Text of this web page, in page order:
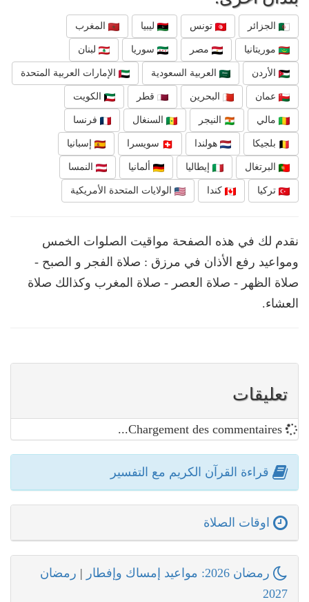
الجزائر تونس ليبيا المغرب
موريتانيا مصر سوريا لبنان
الأردن العربية السعودية الإمارات العربية المتحدة
عمان البحرين قطر الكويت
مالي النيجر السنغال فرنسا
بلجيكا هولندا سويسرا إسبانيا
البرتغال إيطاليا ألمانيا النمسا
تركيا كندا الولايات المتحدة الأمريكية
نقدم لك في هذه الصفحة مواقيت الصلوات الخمس
ومواعيد رفع الأذان في مرزق : صلاة الفجر و الصبح -
صلاة الظهر - صلاة العصر - صلاة المغرب وكذالك صلاة
العشاء.
تعليقات
قراءة القرآن الكريم مع التفسير
اوقات الصلاة
رمضان 2026: مواعيد إمساك وإفطار | رمضان
2027